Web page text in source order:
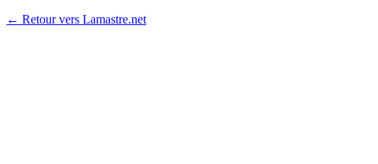
← Retour vers Lamastre.net